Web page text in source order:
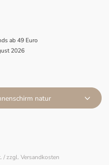
ab 49 Euro
2026
natur
/ zzgl. Versandkosten